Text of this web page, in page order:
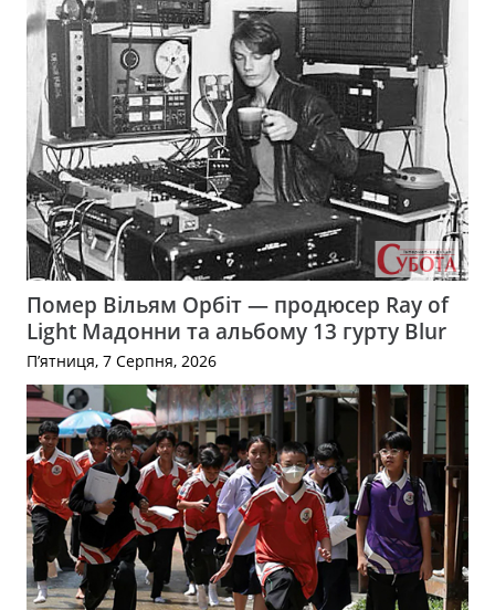
Помер Вільям Орбіт — продюсер Ray of
Light Мадонни та альбому 13 гурту Blur
П’ятниця, 7 Серпня, 2026